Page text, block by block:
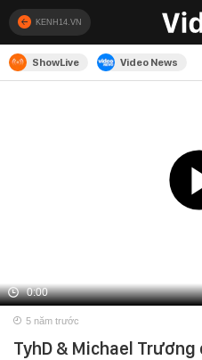
KENH14.VN
ShowLive Video News
0:00
5 năm trước
TyhD & Michael